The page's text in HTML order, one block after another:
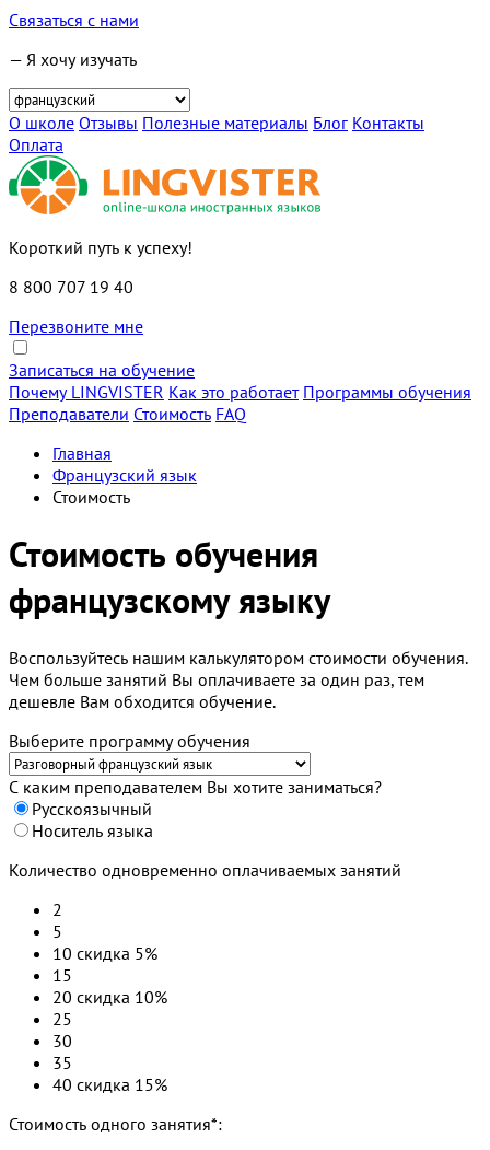
Связаться с нами
— Я хочу изучать
О школе Отзывы Полезные материалы Блог Контакты
Оплата
Короткий путь к успеху!
8 800 707 19 40
Перезвоните мне
Записаться на обучение
Почему LINGVISTER Как это работает Программы обучения
Преподаватели Стоимость FAQ
Главная
Французский язык
Стоимость
Стоимость обучения
французскому языку
Воспользуйтесь нашим калькулятором стоимости обучения.
Чем больше занятий Вы оплачиваете за один раз, тем
дешевле Вам обходится обучение.
Выберите программу обучения
С каким преподавателем Вы хотите заниматься?
Русскоязычный
Носитель языка
Количество одновременно оплачиваемых занятий
2
5
10 скидка 5%
15
20 скидка 10%
25
30
35
40 скидка 15%
Стоимость одного занятия*: